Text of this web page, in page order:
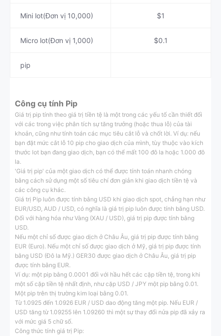
Mini lot(Đơn vị 10,000)
Micro lot(Đơn vị 1,000)
pip
$1
$0.1
Công cụ tính Pip
Giá trị pip tính theo giá trị tiền tệ là một trong các yếu tố cần thiết đối
với các trong việc phân tích sự tăng trưởng (hoặc thua lỗ) của tài
khoản, cũng như tính toán các mục tiêu cắt lỗ và chốt lời. Ví dụ: nếu
bạn đặt mức cắt lỗ 10 pip cho giao dịch của mình, tùy thuộc vào kích
thước lot bạn đang giao dịch, bạn có thể mất 100 đô la hoặc 1.000 đô
la.
'Giá trị pip' của một giao dịch có thể được tính toán nhanh chóng
bằng cách sử dụng một số tiêu chí đơn giản khi giao dịch tiền tệ và
các công cụ khác.
Giá trị Pip luôn được tính bằng USD khi giao dịch spot, chẳng hạn như
EUR/USD, AUD / USD, có nghĩa là giá trị pip luôn được tính bằng USD.
Đối với hàng hóa như Vàng (XAU / USD), giá trị pip được tính bằng
USD.
Nếu một chỉ số được giao dịch ở Châu Âu, giá trị pip được tính bằng
EUR (Euro). Nếu một chỉ số được giao dịch ở Mỹ, giá trị pip được tính
bằng USD (Đô la Mỹ.) GER30 được giao dịch ở Châu Âu, giá trị pip
được tính bằng EUR.
Ví dụ: một pip bằng 0.0001 đối với hầu hết các cặp tiền tệ, trong khi
một số cặp tiền tệ nhất định, như cặp USD / JPY một pip bằng 0.01.
Một pip trên thị trường kim loại bằng 0.01.
Từ 1.0925 đến 1.0926 EUR / USD dao động tăng một pip. Nếu EUR /
USD tăng từ 1.09255 lên 1.09260 thì một sự thay đổi nửa pip đã xảy ra
với mức giá 5 chữ số.
Công thức tính giá trị Pip: